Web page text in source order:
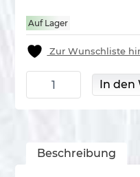
Auf Lager
Zur Wunschliste
Böser Koch Menge
In den
Beschreibung